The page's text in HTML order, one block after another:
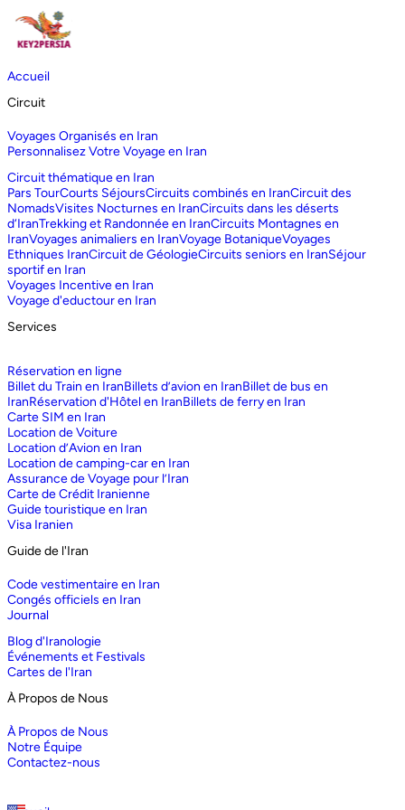
Accueil
Circuit
Voyages Organisés en Iran
Personnalisez Votre Voyage en Iran
Circuit thématique en Iran
Pars TourCourts SéjoursCircuits combinés en IranCircuit des
NomadsVisites Nocturnes en IranCircuits dans les déserts
d‘IranTrekking et Randonnée en IranCircuits Montagnes en
IranVoyages animaliers en IranVoyage BotaniqueVoyages
Ethniques IranCircuit de GéologieCircuits seniors en IranSéjour
sportif en Iran
Voyages Incentive en Iran
Voyage d'eductour en Iran
Services
Réservation en ligne
Billet du Train en IranBillets d’avion en IranBillet de bus en
IranRéservation d'Hôtel en IranBillets de ferry en Iran
Carte SIM en Iran
Location de Voiture
Location d’Avion en Iran
Location de camping-car en Iran
Assurance de Voyage pour l’Iran
Carte de Crédit Iranienne
Guide touristique en Iran
Visa Iranien
Guide de l'Iran
Code vestimentaire en Iran
Congés officiels en Iran
Journal
Blog d'Iranologie
Événements et Festivals
Cartes de l'Iran
À Propos de Nous
À Propos de Nous
Notre Équipe
Contactez-nous